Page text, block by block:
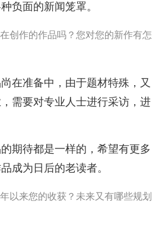
负面的新闻笼罩。
创作的作品吗？您对您的新作有怎
在准备中，由于题材特殊，又
需要对专业人士进行采访，进
期待都是一样的，希望有更多
成为日后的老读者。
以来您的收获？未来又有哪些规划